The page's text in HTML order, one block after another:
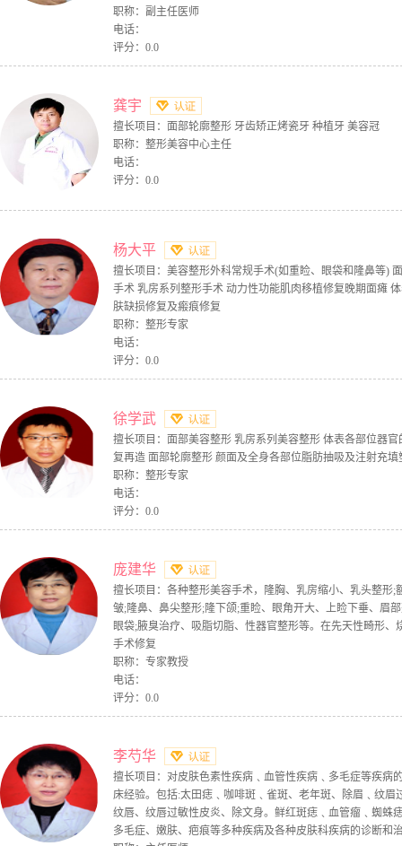
职称：副主任医师
电话：
评分：0.0
龚宇
擅长项目：面部轮廓整形 牙齿矫正烤瓷牙 种植牙 美容冠
职称：整形美容中心主任
电话：
评分：0.0
杨大平
擅长项目：美容整形外科常规手术(如重睑、眼袋和隆鼻等)
手术 乳房系列整形手术 动力性功能肌肉移植修复晚期面瘫
肤缺损修复及瘢痕修复
职称：整形专家
电话：
评分：0.0
徐学武
擅长项目：面部美容整形 乳房系列美容整形 体表各部位器
复再造 面部轮廓整形 颜面及全身各部位脂肪抽吸及注射充填
职称：整形专家
电话：
评分：0.0
庞建华
擅长项目：各种整形美容手术，隆胸、乳房缩小、乳头整形;
皱;隆鼻、鼻尖整形;隆下颌;重睑、眼角开大、上睑下垂、眉
眼袋;腋臭治疗、吸脂切脂、性器官整形等。在先天性畸形、
手术修复
职称：专家教授
电话：
评分：0.0
李芍华
擅长项目：对皮肤色素性疾病﹑血管性疾病﹑多毛症等疾病
床经验。包括:太田痣﹑咖啡斑﹑雀斑、老年斑、除眉﹑纹眉
纹唇、纹唇过敏性皮炎、除文身。鲜红斑痣﹑血管瘤﹑蜘蛛
多毛症、嫩肤、疤痕等多种疾病及各种皮肤科疾病的诊断和